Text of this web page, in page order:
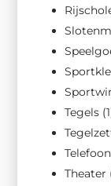
Tegels
Theater